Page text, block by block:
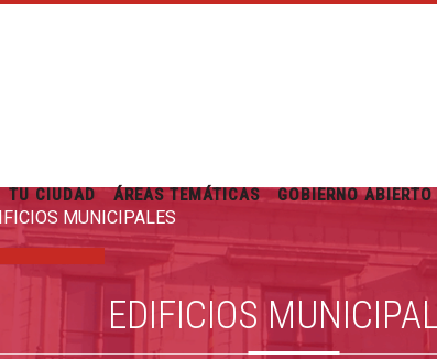
TU CIUDAD ÁREAS TEMÁTICAS GOBIERNO ABIERTO
MUNICIPALES
EDIFICIOS